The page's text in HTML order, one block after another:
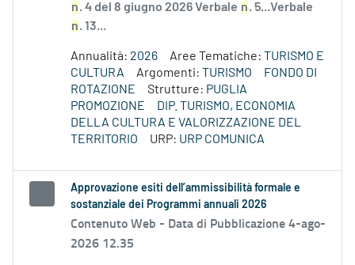
n. 4 del 8 giugno 2026 Verbale n. 5...Verbale
n. 13...
Annualità: 2026 Aree Tematiche: TURISMO E
CULTURA
Argomenti: TURISMO
FONDO DI
ROTAZIONE
Strutture: PUGLIA
PROMOZIONE
DIP. TURISMO, ECONOMIA
DELLA CULTURA E VALORIZZAZIONE DEL
TERRITORIO
URP: URP COMUNICA
Approvazione esiti dell’ammissibilità formale e
sostanziale dei Programmi annuali 2026
Contenuto Web - Data di Pubblicazione 4-ago-
2026 12.35